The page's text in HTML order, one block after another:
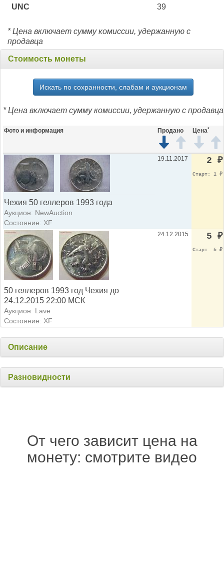
UNC 39
* Цена включает сумму комиссии, удержанную с
продавца
Стоимость монеты
Искать по сохранности, слабам и аукционам
* Цена включает сумму комиссии, удержанную с продавца
Фото и информация Продано Цена*
Чехия 50 геллеров 1993 года
Аукцион: NewAuction
Состояние: XF
19.11.2017 2 ₽
Старт: 1 ₽
50 геллеров 1993 год Чехия до
24.12.2015 22:00 МСК
Аукцион: Lave
Состояние: XF
24.12.2015 5 ₽
Старт: 5 ₽
Описание
Разновидности
От чего зависит цена на
монету: смотрите видео